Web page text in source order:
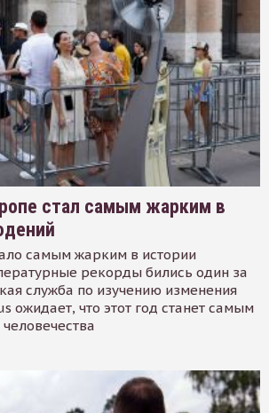
стал самым жарким в
самым жарким в истории
рекорды бились один за
служба по изучению изменения
ожидает, что этот год станет самым